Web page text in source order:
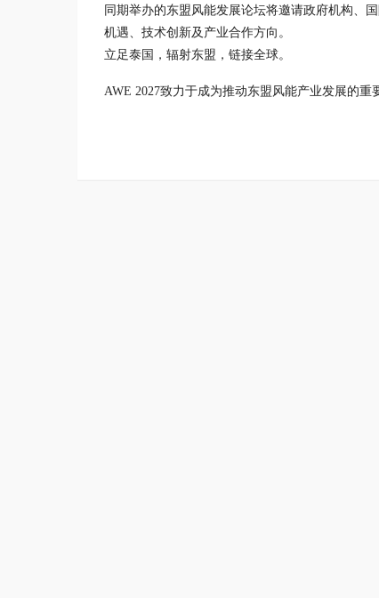
同期举办的东盟风能发展论坛将邀请政府机构、
机遇、技术创新及产业合作方向。
立足泰国，辐射东盟，链接全球。
AWE 2027致力于成为推动东盟风能产业发展的